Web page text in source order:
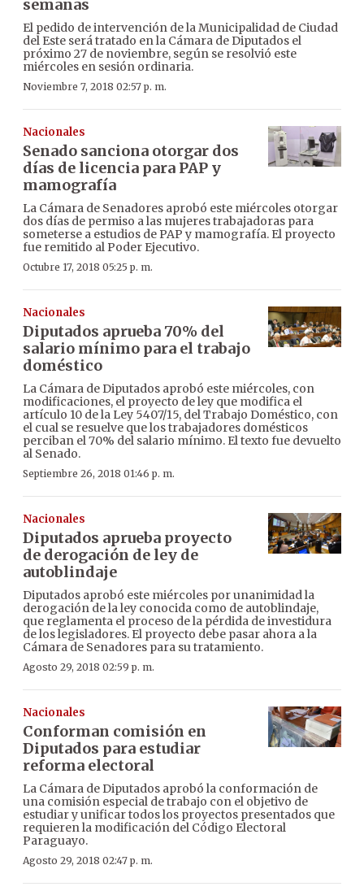
semanas
El pedido de intervención de la Municipalidad de Ciudad
del Este será tratado en la Cámara de Diputados el
próximo 27 de noviembre, según se resolvió este
miércoles en sesión ordinaria.
Noviembre 7, 2018 02:57 p. m.
Nacionales
Senado sanciona otorgar dos
días de licencia para PAP y
mamografía
La Cámara de Senadores aprobó este miércoles otorgar
dos días de permiso a las mujeres trabajadoras para
someterse a estudios de PAP y mamografía. El proyecto
fue remitido al Poder Ejecutivo.
Octubre 17, 2018 05:25 p. m.
Nacionales
Diputados aprueba 70% del
salario mínimo para el trabajo
doméstico
La Cámara de Diputados aprobó este miércoles, con
modificaciones, el proyecto de ley que modifica el
artículo 10 de la Ley 5407/15, del Trabajo Doméstico, con
el cual se resuelve que los trabajadores domésticos
perciban el 70% del salario mínimo. El texto fue devuelto
al Senado.
Septiembre 26, 2018 01:46 p. m.
Nacionales
Diputados aprueba proyecto
de derogación de ley de
autoblindaje
Diputados aprobó este miércoles por unanimidad la
derogación de la ley conocida como de autoblindaje,
que reglamenta el proceso de la pérdida de investidura
de los legisladores. El proyecto debe pasar ahora a la
Cámara de Senadores para su tratamiento.
Agosto 29, 2018 02:59 p. m.
Nacionales
Conforman comisión en
Diputados para estudiar
reforma electoral
La Cámara de Diputados aprobó la conformación de
una comisión especial de trabajo con el objetivo de
estudiar y unificar todos los proyectos presentados que
requieren la modificación del Código Electoral
Paraguayo.
Agosto 29, 2018 02:47 p. m.